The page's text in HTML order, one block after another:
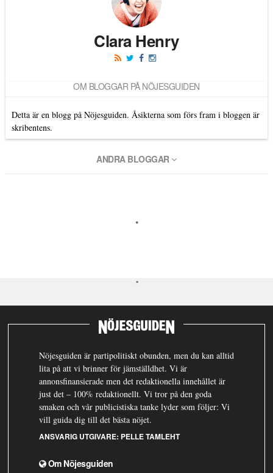
Clara Henry
OM BLOGGAR PÅ NÖJESGUIDEN
Detta är en blogg på Nöjesguiden. Åsikterna som förs fram i bloggen är
skribentens.
ANDRA BLOGGAR
Nöjesguiden är partipolitiskt obunden, men du kan alltid
lita på att vi brinner för jämställdhet. Vi är
annonsfinansierade men det redaktionella innehållet är
just det – 100% redaktionellt. Vi tror på den goda
smaken och vår publicistiska tanke lyder som följer: Vi
vill guida dig till det bästa nöjet.
ANSVARIG UTGIVARE: PELLE TAMLEHT
Om Nöjesguiden